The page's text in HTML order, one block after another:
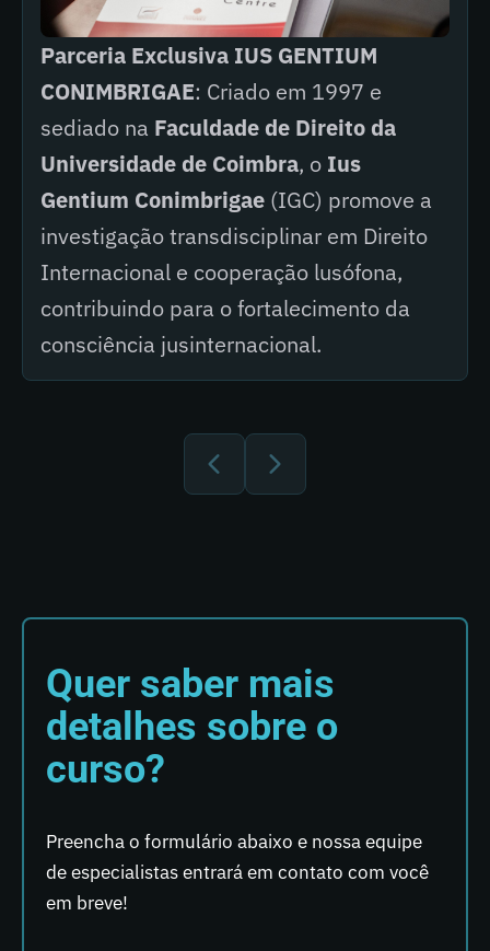
Parceria Exclusiva IUS GENTIUM
CONIMBRIGAE: Criado em 1997 e
sediado na Faculdade de Direito da
Universidade de Coimbra, o Ius
Gentium Conimbrigae (IGC) promove a
investigação transdisciplinar em Direito
Internacional e cooperação lusófona,
contribuindo para o fortalecimento da
consciência jusinternacional.
Quer saber mais
detalhes sobre o
curso?
Preencha o formulário abaixo e nossa equipe
de especialistas entrará em contato com você
em breve!